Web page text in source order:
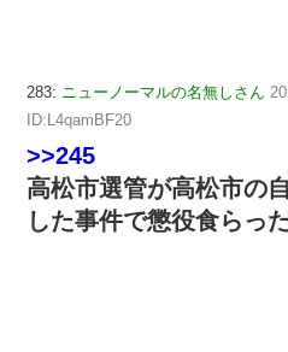
283: ニューノーマルの名無しさん
ID:L4qamBF20
>>245
高松市選管が高松市の
した事件で懲役食らっ